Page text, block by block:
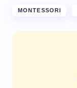
MONTESSORI